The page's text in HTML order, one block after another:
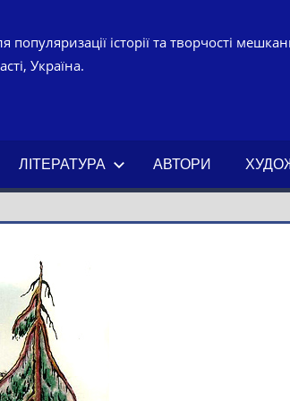
історії та творчості
Україна.
ЛІТЕРАТУРА АВТОРИ